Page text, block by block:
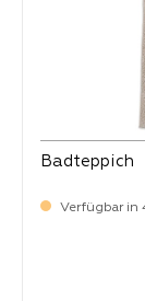
Badteppich
Verfügbar in